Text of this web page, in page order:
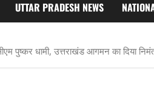
UTTAR PRADESH NEWS
पुष्कर धामी, उत्तराखंड आगमन का दिया